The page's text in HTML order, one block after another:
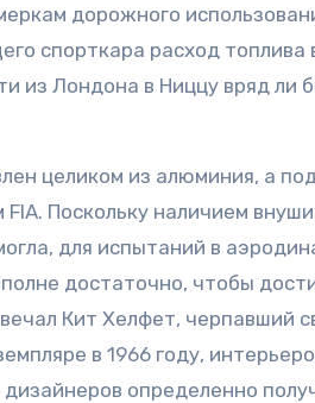
дорожного
спорткара расход топлива
из Лондона в Ниццу вряд
целиком из алюминия, а
FIA. Поскольку наличием
для испытаний в
достаточно, чтобы
Кит Хелфет, черпавший
в 1966 году,
определенно